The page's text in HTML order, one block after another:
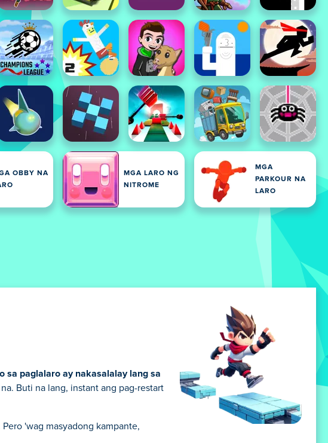
OBBY NA
MGA LARO NG
NITROME
MGA
PARKOUR NA
LARO
sa paglalaro ay nakasalalay lang sa
Buti na lang, instant ang pag-restart
'wag masyadong kampante,